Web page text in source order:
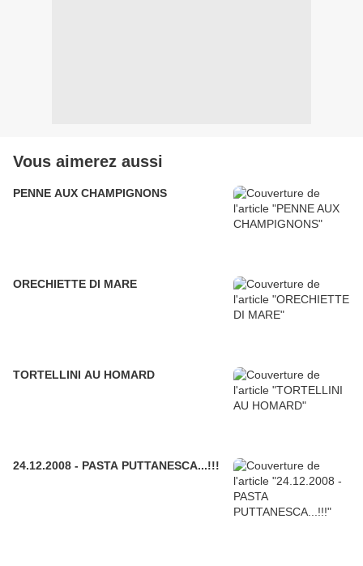
Vous aimerez aussi
PENNE AUX CHAMPIGNONS
ORECHIETTE DI MARE
TORTELLINI AU HOMARD
24.12.2008 - PASTA PUTTANESCA...!!!